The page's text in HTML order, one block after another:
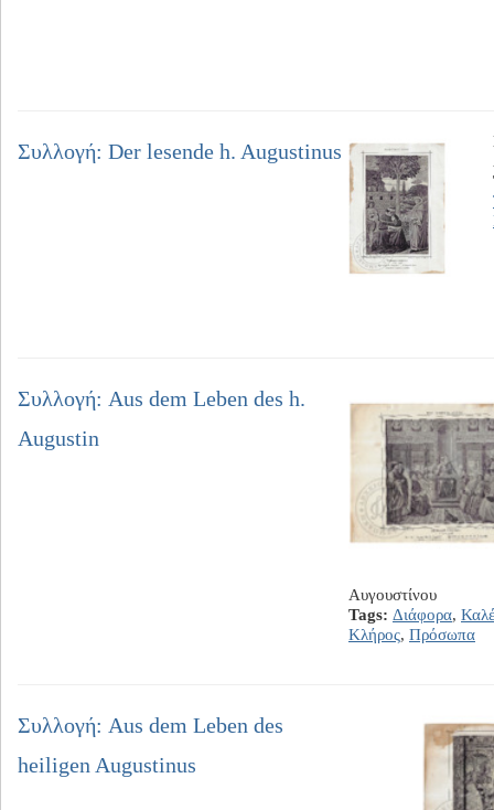
Συλλογή: Der lesende h. Augustinus
Συλλογή: Aus dem Leben des h.
Augustin
Αυγουστίνου
Tags: Διάφορα,
Κλήρος, Πρόσωπα
Συλλογή: Aus dem Leben des
heiligen Augustinus